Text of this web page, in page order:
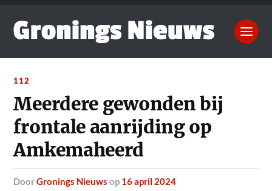
112
Meerdere gewonden bij
frontale aanrijding op
Amkemaheerd
doorGronings Nieuws op 16 april 2024